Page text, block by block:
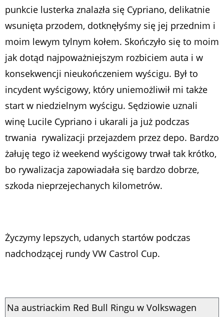
punkcie lusterka znalazła się Cypriano, delikatnie
wsunięta przodem, dotknęłyśmy się jej przednim i
moim lewym tylnym kołem. Skończyło się to moim
jak dotąd najpoważniejszym rozbiciem auta i w
konsekwencji nieukończeniem wyścigu. Był to
incydent wyścigowy, który uniemożliwił mi także
start w niedzielnym wyścigu. Sędziowie uznali
winę Lucile Cypriano i ukarali ja już podczas
trwania rywalizacji przejazdem przez depo. Bardzo
żałuję tego iż weekend wyścigowy trwał tak krótko,
bo rywalizacja zapowiadała się bardzo dobrze,
szkoda nieprzejechanych kilometrów.
Życzymy lepszych, udanych startów podczas
nadchodzącej rundy VW Castrol Cup.
Na austriackim Red Bull Ringu w Volkswagen